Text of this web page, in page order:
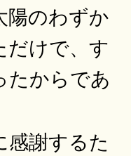
陽のわずか
だけで、す
たからであ
感謝するた